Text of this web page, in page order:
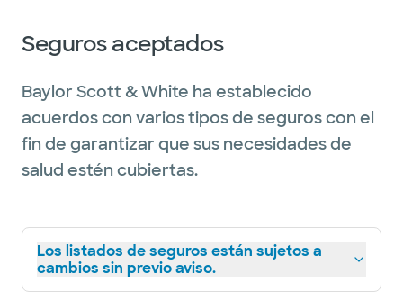
Seguros aceptados
Baylor Scott & White ha establecido
acuerdos con varios tipos de seguros con el
fin de garantizar que sus necesidades de
salud estén cubiertas.
Los listados de seguros están sujetos a
cambios sin previo aviso.